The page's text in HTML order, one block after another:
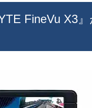
FineVu X3』